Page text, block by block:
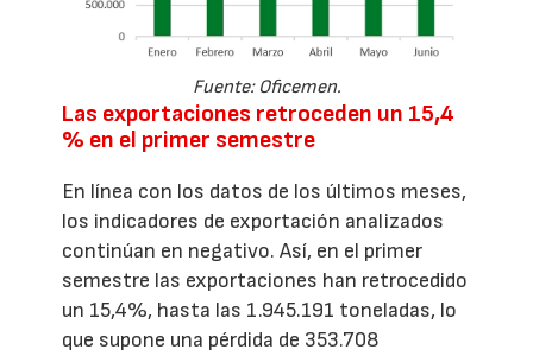
Fuente: Oficemen.
Las exportaciones retroceden un 15,4
% en el primer semestre
En línea con los datos de los últimos meses,
los indicadores de exportación analizados
continúan en negativo. Así, en el primer
semestre las exportaciones han retrocedido
un 15,4%, hasta las 1.945.191 toneladas, lo
que supone una pérdida de 353.708